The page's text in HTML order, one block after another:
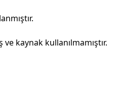
kaynak kullanılmamıştır.